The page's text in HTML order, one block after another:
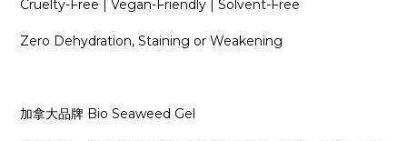
Cruelty-Free | Vegan-Friendly | Solvent-Free
Zero Dehydration, Staining or Weakening
加拿大品牌 Bio Seaweed Gel